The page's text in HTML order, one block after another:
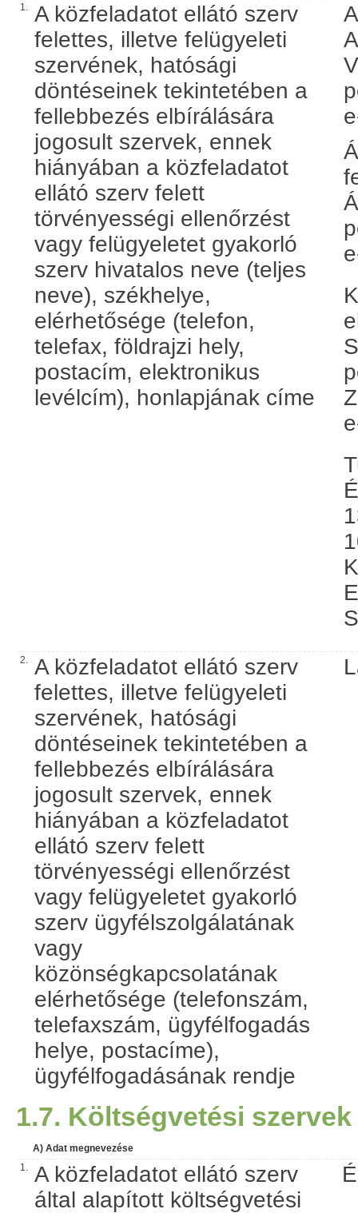
1.
A közfeladatot ellátó szerv
felettes, illetve felügyeleti
szervének, hatósági
döntéseinek tekintetében a
fellebbezés elbírálására
jogosult szervek, ennek
hiányában a közfeladatot
ellátó szerv felett
törvényességi ellenőrzést
vagy felügyeletet gyakorló
szerv hivatalos neve (teljes
neve), székhelye,
elérhetősége (telefon,
telefax, földrajzi hely,
postacím, elektronikus
levélcím), honlapjának címe
2.
A közfeladatot ellátó szerv
felettes, illetve felügyeleti
szervének, hatósági
döntéseinek tekintetében a
fellebbezés elbírálására
jogosult szervek, ennek
hiányában a közfeladatot
ellátó szerv felett
törvényességi ellenőrzést
vagy felügyeletet gyakorló
szerv ügyfélszolgálatának
vagy
közönségkapcsolatának
elérhetősége (telefonszám,
telefaxszám, ügyfélfogadás
helye, postacíme),
ügyfélfogadásának rendje
1.7. Költségvetési szervek
A) Adat megnevezése
1.
A közfeladatot ellátó szerv
által alapított költségvetési